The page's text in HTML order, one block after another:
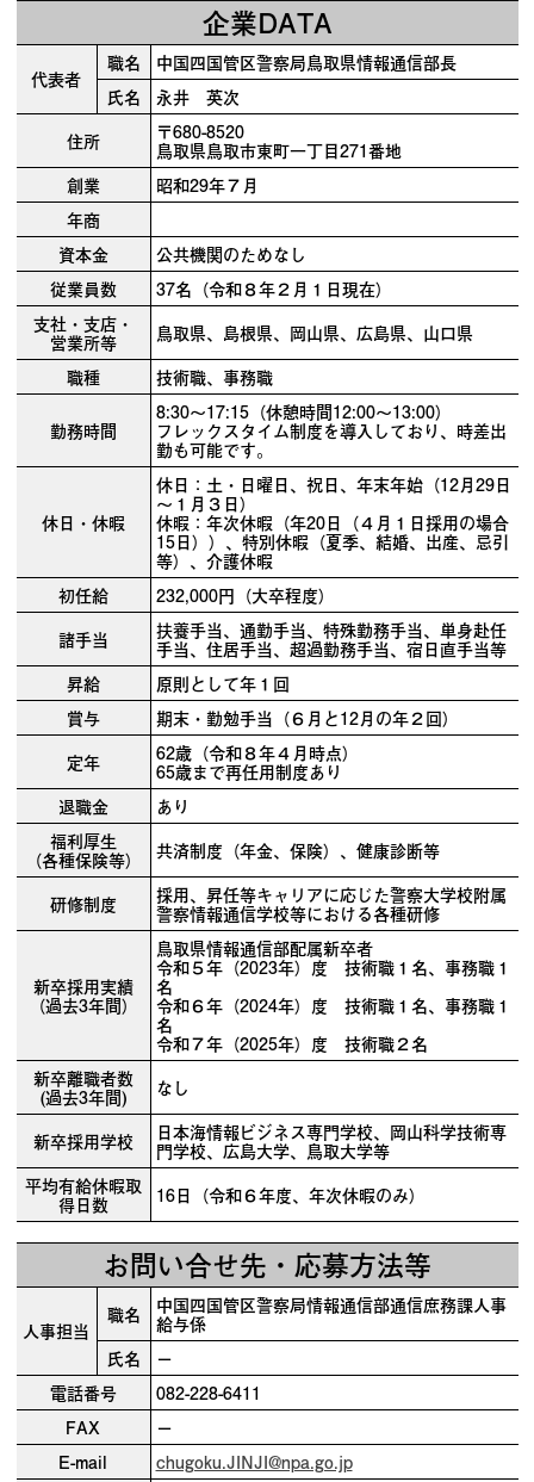
企業DATA
代表者
職名
中国四国管区警察局鳥取県情報通信部長
氏名
永井 英次
住所
〒680-8520
鳥取県鳥取市東町一丁目271番地
創業
昭和29年７月
年商
資本金
公共機関のためなし
従業員数
37名（令和８年２月１日現在）
支社・支店・
営業所等
鳥取県、島根県、岡山県、広島県、山口県
職種
技術職、事務職
勤務時間
8:30～17:15（休憩時間12:00～13:00）
フレックスタイム制度を導入しており、時差出
勤も可能です。
休日・休暇
休日：土・日曜日、祝日、年末年始（12月29日
～１月３日）
休暇：年次休暇（年20日（４月１日採用の場合
15日））、特別休暇（夏季、結婚、出産、忌引
等）、介護休暇
初任給
232,000円（大卒程度）
諸手当
扶養手当、通勤手当、特殊勤務手当、単身赴任
手当、住居手当、超過勤務手当、宿日直手当等
昇給
原則として年１回
賞与
期末・勤勉手当（６月と12月の年２回）
定年
62歳（令和８年４月時点）
65歳まで再任用制度あり
退職金
あり
福利厚生
（各種保険等） 共済制度（年金、保険）、健康診断等
研修制度 採用、昇任等キャリアに応じた警察大学校附属
警察情報通信学校等における各種研修
新卒採用実績
（過去3年間）
鳥取県情報通信部配属新卒者
令和５年（2023年）度 技術職１名、事務職１
名
令和６年（2024年）度 技術職１名、事務職１
名
令和７年（2025年）度 技術職２名
新卒離職者数
(過去3年間) なし
新卒採用学校 日本海情報ビジネス専門学校、岡山科学技術専
門学校、広島大学、鳥取大学等
平均有給休暇取
得日数 16日（令和６年度、年次休暇のみ）
お問い合せ先・応募方法等
人事担当
職名 中国四国管区警察局情報通信部通信庶務課人事
給与係
氏名
－
電話番号
082-228-6411
FAX
－
E-mail
chugoku.JINJI@npa.go.jp